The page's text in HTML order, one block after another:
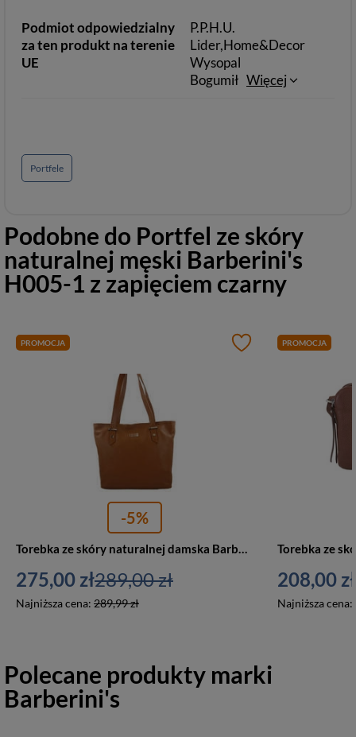
Podmiot odpowiedzialny
za ten produkt na terenie
UE
P.P.H.U.
Lider,Home&Decor
Wysopal
Bogumił Więcej
Portfele
Podobne do Portfel ze skóry
naturalnej męski Barberini's
H005-1 z zapięciem czarny
PROMOCJA
-5%
Torebka ze skóry naturalnej damska Barberini's 923-12 shopper bag A4 jasnobrązowa
275,00 zł
Najniższa cena: 289,99 zł
289,00 zł
PROMOCJA
208,00 zł
Najniższa cena:
Polecane produkty marki
Barberini's